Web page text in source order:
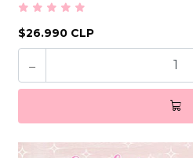
$26.990 CLP
-